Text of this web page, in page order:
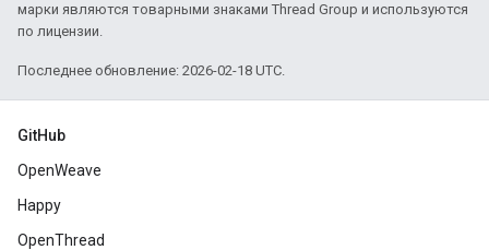
марки являются товарными знаками Thread Group и используются
по лицензии.
Последнее обновление: 2026-02-18 UTC.
GitHub
OpenWeave
Happy
OpenThread